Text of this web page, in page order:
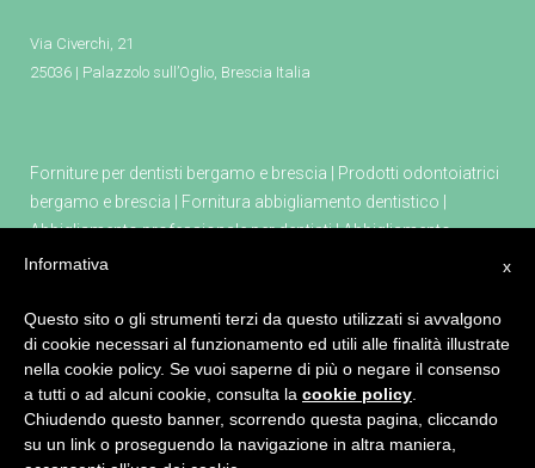
Via Civerchi, 21
25036 | Palazzolo sull’Oglio, Brescia Italia
Forniture per dentisti bergamo e brescia
Prodotti odontoiatrici
bergamo e brescia
Fornitura abbigliamento dentistico
Abbigliamento professionale per dentisti|Abbigliamento
professionale farmacia
dentisti |Poltrona odontoiatrica kiri|Apparecchio per
sedazione cosciente masterflux|Defibrillatore primo soccorso
x
Informativa
Questo sito o gli strumenti terzi da questo utilizzati si avvalgono
di cookie necessari al funzionamento ed utili alle finalità illustrate
nella cookie policy. Se vuoi saperne di più o negare il consenso
a tutti o ad alcuni cookie, consulta la cookie policy
Chiudendo questo banner, scorrendo questa pagina, cliccando
su un link o proseguendo la navigazione in altra maniera,